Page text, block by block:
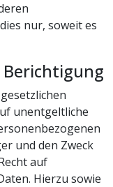
nur, soweit es
unentgeltliche
und den Zweck
auf
Hierzu sowie